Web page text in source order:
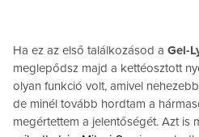
Ha ez az első találkozásod a Gel-
meglepődsz majd a kettéosztott
olyan funkció volt, amivel
de minél tovább hordtam a
megértettem a jelentőségét. Azt is